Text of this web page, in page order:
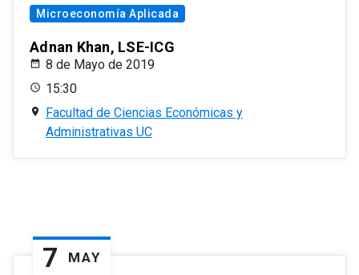
Microeconomía Aplicada
Adnan Khan, LSE-ICG
8 de Mayo de 2019
15:30
Facultad de Ciencias Económicas y
Administrativas UC
7 MAY